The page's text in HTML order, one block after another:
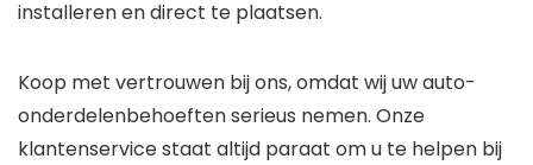
installeren en direct te plaatsen.
Koop met vertrouwen bij ons, omdat wij uw auto-
onderdelenbehoeften serieus nemen. Onze
klantenservice staat altijd paraat om u te helpen bij